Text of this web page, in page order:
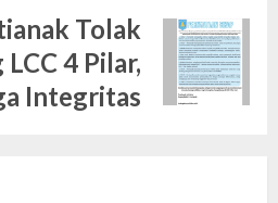
Tolak
4 Pilar,
Integritas